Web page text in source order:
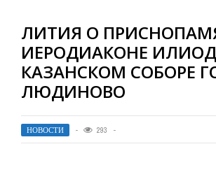
ЛИТИЯ О
ИЕРОДИАКОНЕ
КАЗАНСКОМ СОБОРЕ
ЛЮДИНОВО
НОВОСТИ 293